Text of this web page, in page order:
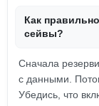
Как
сейвы?
Сначала
с данными.
Убедись, что